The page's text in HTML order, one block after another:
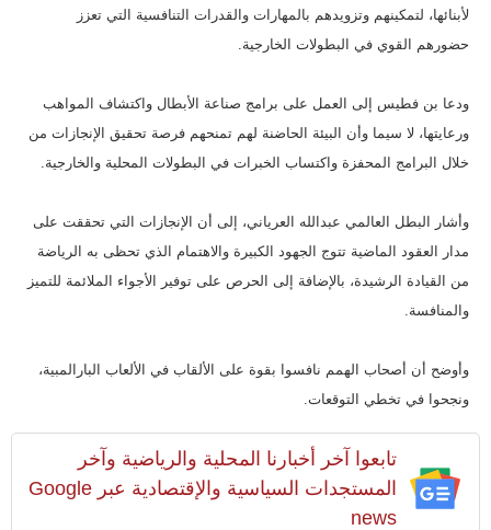
لأبنائها، لتمكينهم وتزويدهم بالمهارات والقدرات التنافسية التي تعزز
حضورهم القوي في البطولات الخارجية.
ودعا بن فطيس إلى العمل على برامج صناعة الأبطال واكتشاف المواهب
ورعايتها، لا سيما وأن البيئة الحاضنة لهم تمنحهم فرصة تحقيق الإنجازات من
خلال البرامج المحفزة واكتساب الخبرات في البطولات المحلية والخارجية.
وأشار البطل العالمي عبدالله العرياني، إلى أن الإنجازات التي تحققت على
مدار العقود الماضية تتوج الجهود الكبيرة والاهتمام الذي تحظى به الرياضة
من القيادة الرشيدة، بالإضافة إلى الحرص على توفير الأجواء الملائمة للتميز
والمنافسة.
وأوضح أن أصحاب الهمم نافسوا بقوة على الألقاب في الألعاب البارالمبية،
ونجحوا في تخطي التوقعات.
تابعوا آخر أخبارنا المحلية والرياضية وآخر
المستجدات السياسية والإقتصادية عبر Google
news